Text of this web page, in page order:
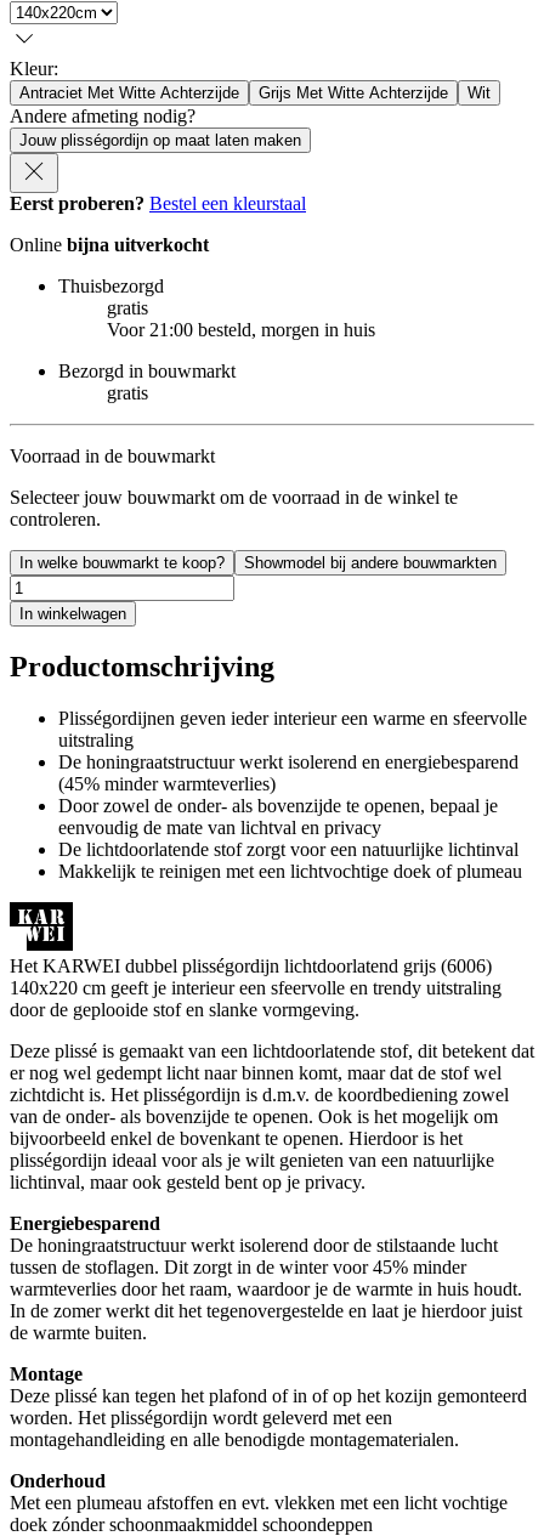
Kleur:
Antraciet Met Witte Achterzijde Grijs Met Witte Achterzijde Wit
Andere afmeting nodig?
Jouw plisségordijn op maat laten maken
Eerst proberen? Bestel een kleurstaal
Online bijna uitverkocht
Thuisbezorgd
gratis
Voor 21:00 besteld, morgen in huis
Bezorgd in bouwmarkt
gratis
Voorraad in de bouwmarkt
Selecteer jouw bouwmarkt om de voorraad in de winkel te
controleren.
In welke bouwmarkt te koop? Showmodel bij andere bouwmarkten
In winkelwagen
Productomschrijving
Plisségordijnen geven ieder interieur een warme en sfeervolle
uitstraling
De honingraatstructuur werkt isolerend en energiebesparend
(45% minder warmteverlies)
Door zowel de onder- als bovenzijde te openen, bepaal je
eenvoudig de mate van lichtval en privacy
De lichtdoorlatende stof zorgt voor een natuurlijke lichtinval
Makkelijk te reinigen met een lichtvochtige doek of plumeau
Het KARWEI dubbel plisségordijn lichtdoorlatend grijs (6006)
140x220 cm geeft je interieur een sfeervolle en trendy uitstraling
door de geplooide stof en slanke vormgeving.
Deze plissé is gemaakt van een lichtdoorlatende stof, dit betekent dat
er nog wel gedempt licht naar binnen komt, maar dat de stof wel
zichtdicht is. Het plisségordijn is d.m.v. de koordbediening zowel
van de onder- als bovenzijde te openen. Ook is het mogelijk om
bijvoorbeeld enkel de bovenkant te openen. Hierdoor is het
plisségordijn ideaal voor als je wilt genieten van een natuurlijke
lichtinval, maar ook gesteld bent op je privacy.
Energiebesparend
De honingraatstructuur werkt isolerend door de stilstaande lucht
tussen de stoflagen. Dit zorgt in de winter voor 45% minder
warmteverlies door het raam, waardoor je de warmte in huis houdt.
In de zomer werkt dit het tegenovergestelde en laat je hierdoor juist
de warmte buiten.
Montage
Deze plissé kan tegen het plafond of in of op het kozijn gemonteerd
worden. Het plisségordijn wordt geleverd met een
montagehandleiding en alle benodigde montagematerialen.
Onderhoud
Met een plumeau afstoffen en evt. vlekken met een licht vochtige
doek zónder schoonmaakmiddel schoondeppen